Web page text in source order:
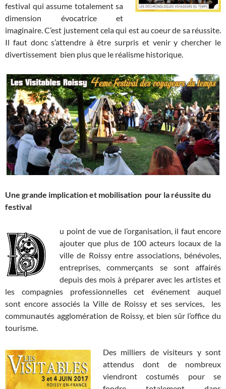
festival qui assume totalement sa
dimension évocatrice et
imaginaire. C’est justement cela qui est au coeur de sa réussite.
Il faut donc s’attendre à être surpris et venir y chercher le
divertissement bien plus que le réalisme historique.
Une grande implication et mobilisation pour la réussite du
festival
u point de vue de l’organisation, il faut encore
ajouter que plus de 100 acteurs locaux de la
ville de Roissy entre associations, bénévoles,
entreprises, commerçants se sont affairés
depuis des mois à préparer avec les artistes et
les compagnies professionnelles cet événement auquel
sont encore associés la Ville de Roissy et ses services, les
communautés agglomération de Roissy, et bien sûr l’office du
tourisme.
Des milliers de visiteurs y sont
attendus dont de nombreux
viendront costumés pour se